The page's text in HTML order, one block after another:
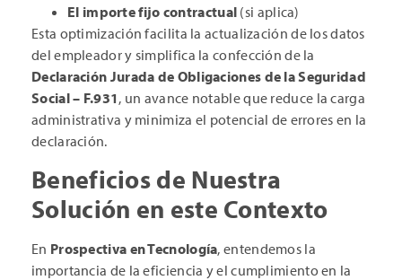
El importe fijo contractual (si aplica)
Esta optimización facilita la actualización de los datos
del empleador y simplifica la confección de la
Declaración Jurada de Obligaciones de la Seguridad
Social – F.931 , un avance notable que reduce la carga
administrativa y minimiza el potencial de errores en la
declaración.
Beneficios de Nuestra
Solución en este Contexto
En Prospectiva en Tecnología, entendemos la
importancia de la eficiencia y el cumplimiento en la